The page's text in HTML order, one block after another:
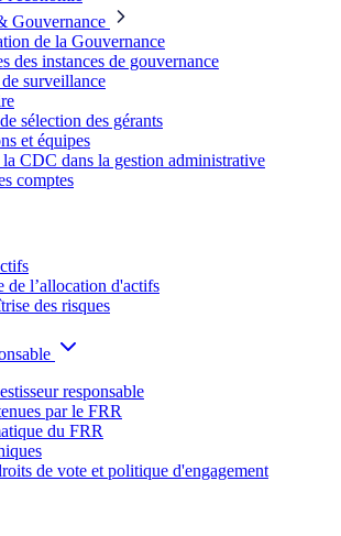
Gouvernance
de la Gouvernance
des instances de gouvernance
surveillance
sélection des gérants
et équipes
CDC dans la gestion administrative
comptes
l’allocation d'actifs
des risques
responsable
par le FRR
du FRR
de vote et politique d'engagement